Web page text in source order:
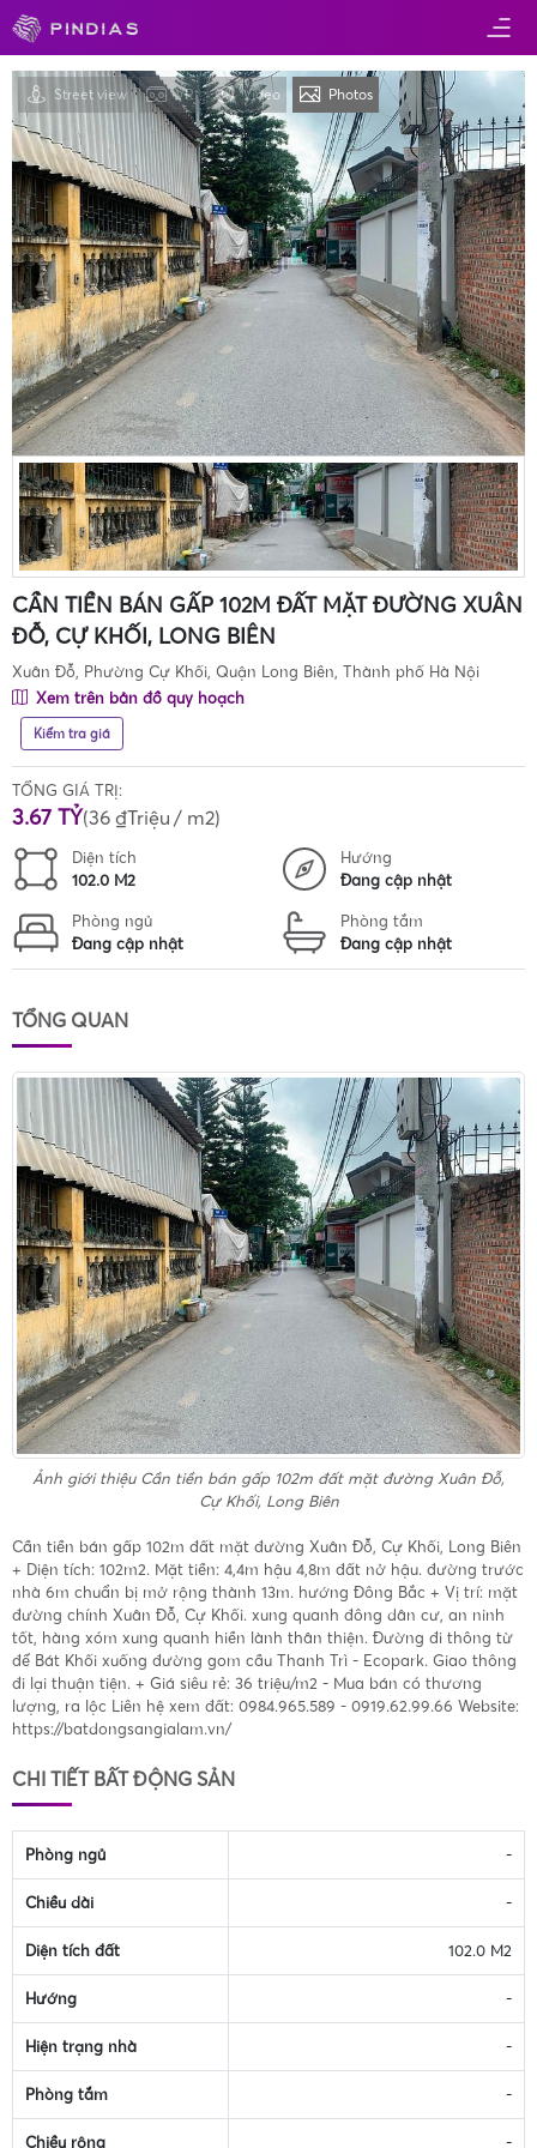
Street view VR Video Photos
CẦN TIỀN BÁN GẤP 102M ĐẤT MẶT ĐƯỜNG XUÂN
ĐỖ, CỰ KHỐI, LONG BIÊN
Xuân Đỗ, Phường Cự Khối, Quận Long Biên, Thành phố Hà Nội
Xem trên bản đồ quy hoạch
Kiểm tra giá
TỔNG GIÁ TRỊ:
3.67 TỶ(36 ₫Triệu / m2)
Diện tích
102.0 M2
Hướng
Đang cập nhật
Phòng ngủ
Đang cập nhật
Phòng tắm
Đang cập nhật
TỔNG QUAN
Ảnh giới thiệu Cần tiền bán gấp 102m đất mặt đường Xuân Đỗ,
Cự Khối, Long Biên
Cần tiền bán gấp 102m đất mặt đường Xuân Đỗ, Cự Khối, Long Biên
+ Diện tích: 102m2. Mặt tiền: 4,4m hậu 4,8m đất nở hậu. đường trước
nhà 6m chuẩn bị mở rộng thành 13m. hướng Đông Bắc + Vị trí: mặt
đường chính Xuân Đỗ, Cự Khối. xung quanh đông dân cư, an ninh
tốt, hàng xóm xung quanh hiền lành thân thiện. Đường đi thông từ
để Bát Khối xuống đường gom cầu Thanh Trì - Ecopark. Giao thông
đi lại thuận tiện. + Giá siêu rẻ: 36 triệu/m2 - Mua bán có thương
lượng, ra lộc Liên hệ xem đất: 0984.965.589 - 0919.62.99.66 Website:
https://batdongsangialam.vn/
CHI TIẾT BẤT ĐỘNG SẢN
Phòng ngủ -
Chiều dài -
Diện tích đất 102.0 M2
Hướng -
Hiện trạng nhà -
Phòng tắm -
Chiều rộng -